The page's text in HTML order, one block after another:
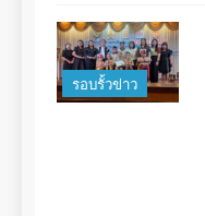
รอบรั้วข่าว